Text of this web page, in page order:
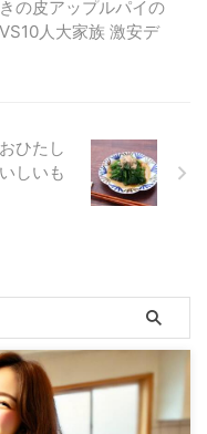
の皮アップルパイの
人大家族 激安デ
ひたし
しいも